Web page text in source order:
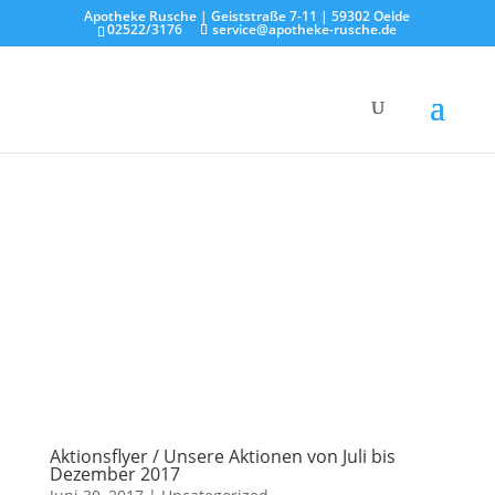
Apotheke Rusche | Geiststraße 7-11 | 59302 Oelde
02522/3176 service@apotheke-rusche.de
Aktionsflyer / Unsere Aktionen von Juli bis
Dezember 2017